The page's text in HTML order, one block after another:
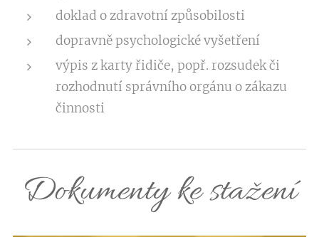
doklad o zdravotní způsobilosti
dopravně psychologické vyšetření
výpis z karty řidiče, popř. rozsudek či
rozhodnutí správního orgánu o zákazu
činnosti
Dokumenty ke stažení